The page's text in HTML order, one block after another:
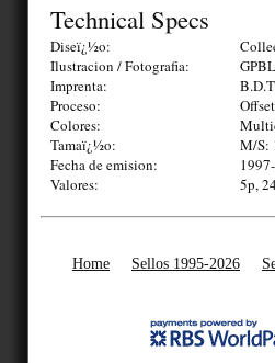
Technical Specs
Diseï¿½o:
Ilustracion / Fotografia:
GPBL
Imprenta:
B.D.T
Proceso:
Colores:
Tamaï¿½o:
M/S:
Fecha de emision:
Valores:
5p,
Home Sellos 1995-2026